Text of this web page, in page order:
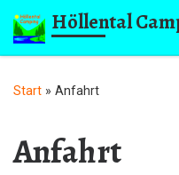
Zum Inhalt springen
Höllental
Start » Anfahrt
Anfahrt